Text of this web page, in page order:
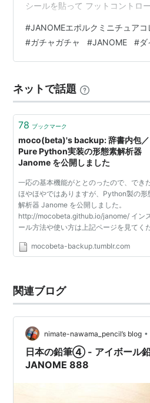
シールを貼って フットコントロ
Epolku エポルク ミニチュアコレ
フルコンプ ガチャガチャ カプセ
天で詳細を見る ダイソーのゆき
じのサイズでした👌✨ ランキン
#JANOMEエポルクミニチュアコ
#ガチャガチャ #JANOME #ダ
ネットで話題
78 ブックマーク
moco(beta)'s backup: 辞書内包／
Pure Python実装の形態素解析器
Janome を公開しました
一応の基本機能がととのったので、でき
ほやほやではありますが、Python製の形
解析器 Janome を公開しました。
http://mocobeta.github.io/janome/ イン
ール方法や使い方は上記ページを見てく
https://github.com/mocobeta/janome 【
mocobeta-backup.tumblr.com
関連ブログ
nimate-nawama_pencil’s blog •
日本の鉛筆④ - アイボール
JANOME 888